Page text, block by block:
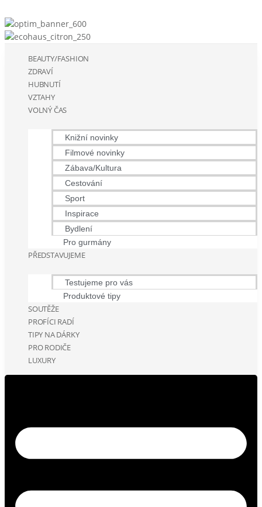
BEAUTY/FASHION
ZDRAVÍ
HUBNUTÍ
VZTAHY
VOLNÝ ČAS
Knižní novinky
Filmové novinky
Zábava/Kultura
Cestování
Sport
Inspirace
Bydlení
Pro gurmány
PŘEDSTAVUJEME
Testujeme pro vás
Produktové tipy
SOUTĚŽE
PROFÍCI RADÍ
TIPY NA DÁRKY
PRO RODIČE
LUXURY